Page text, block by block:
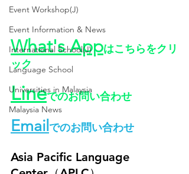
Event Workshop(J)
Event Information & News
International School(J)
Language School
Universities in Malaysia
Malaysia News
What's Appはこちらをクリ
ック
Lineでのお問い合わせ
Email でのお問い合わせ
Asia Pacific Language